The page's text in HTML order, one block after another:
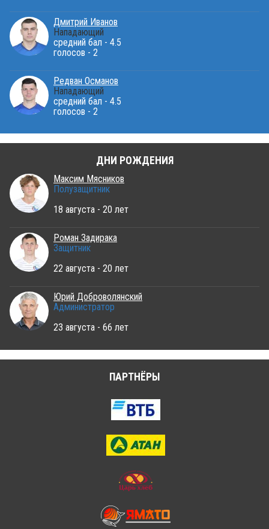
Дмитрий Иванов
Нападающий
средний бал - 4.5
голосов - 2
Редван Османов
Нападающий
средний бал - 4.5
голосов - 2
ДНИ РОЖДЕНИЯ
Максим Мясников
Полузащитник
18 августа - 20 лет
Роман Задирака
Защитник
22 августа - 20 лет
Юрий Доброволянский
Администратор
23 августа - 66 лет
ПАРТНЁРЫ